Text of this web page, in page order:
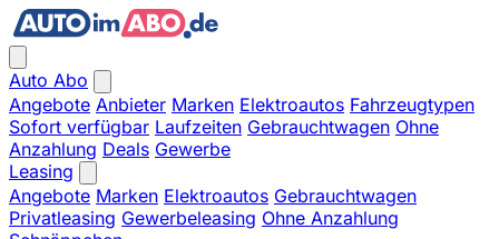
Auto Abo
Angebote Anbieter Marken Elektroautos Fahrzeugtypen
Sofort verfügbar Laufzeiten Gebrauchtwagen Ohne
Anzahlung Deals Gewerbe
Leasing
Angebote Marken Elektroautos Gebrauchtwagen
Privatleasing Gewerbeleasing Ohne Anzahlung